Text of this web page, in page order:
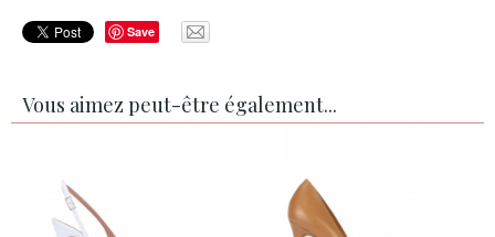
Save
Vous aimez peut-être également...